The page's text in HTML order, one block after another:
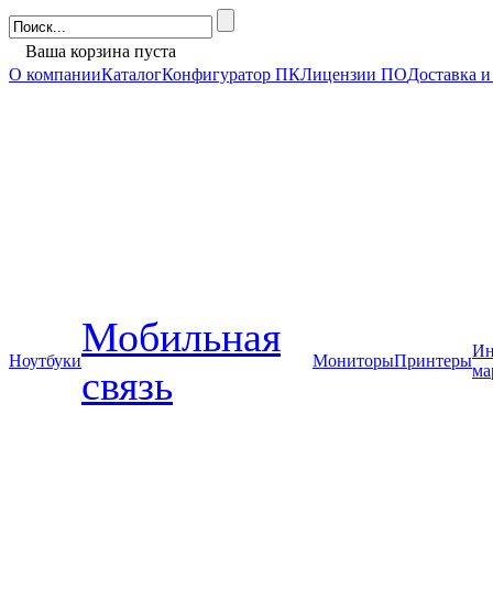
Ваша корзина пуста
О компанииКаталогКонфигуратор ПКЛицензии ПОДоставка
Ноутбуки
Мобильная
связь
МониторыПринтеры